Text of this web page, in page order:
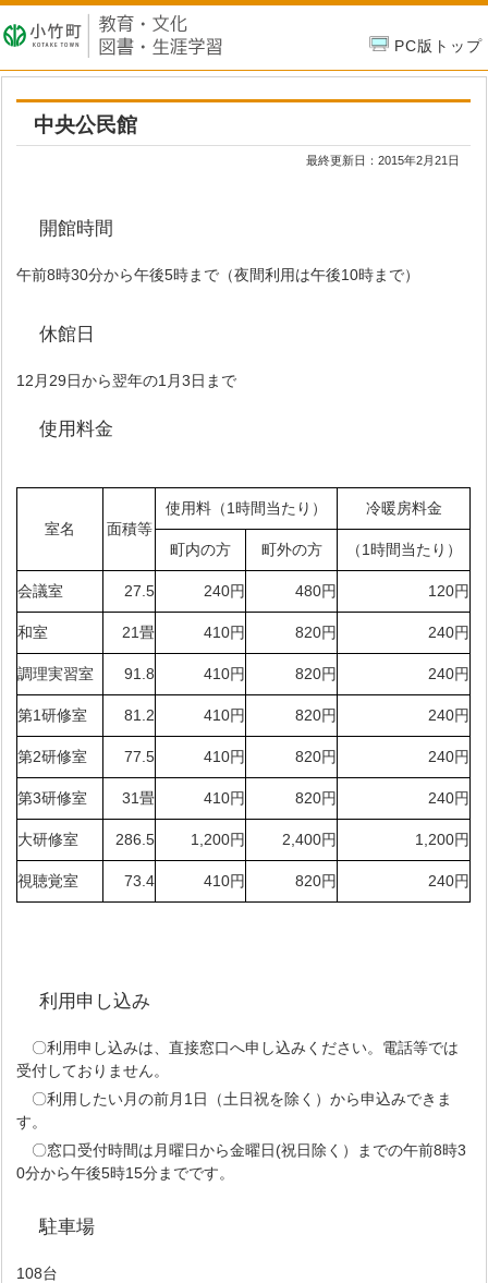
PC版トップ
中央公民館
最終更新日：2015年2月21日
開館時間
午前8時30分から午後5時まで（夜間利用は午後10時まで）
休館日
12月29日から翌年の1月3日まで
使用料金
室名 面積等
使用料（1時間当たり） 冷暖房料金
町内の方 町外の方 （1時間当たり）
会議室 27.5 240円 480円 120円
和室 21畳 410円 820円 240円
調理実習室 91.8 410円 820円 240円
第1研修室 81.2 410円 820円 240円
第2研修室 77.5 410円 820円 240円
第3研修室 31畳 410円 820円 240円
大研修室 286.5 1,200円 2,400円 1,200円
視聴覚室 73.4 410円 820円 240円
利用申し込み
〇利用申し込みは、直接窓口へ申し込みください。電話等では
受付しておりません。
〇利用したい月の前月1日（土日祝を除く）から申込みできま
す。
〇窓口受付時間は月曜日から金曜日(祝日除く）までの午前8時3
0分から午後5時15分までです。
駐車場
108台